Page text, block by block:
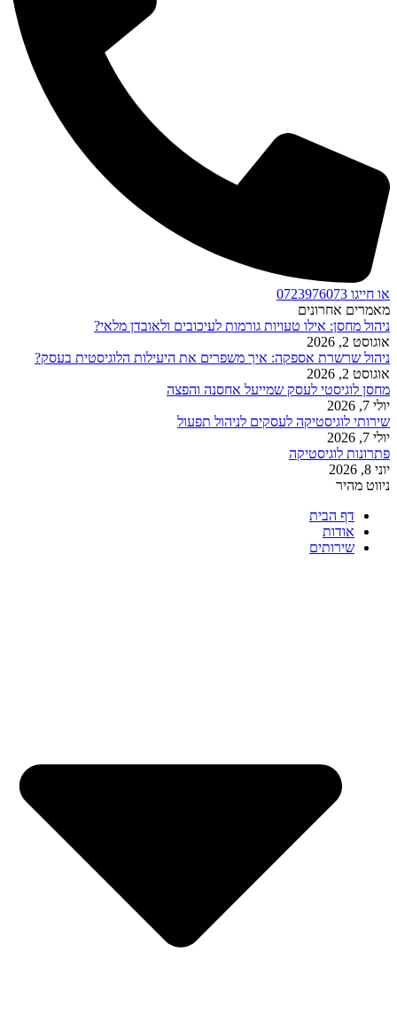
או חייגו 0723976073
מאמרים אחרונים
ניהול מחסן: אילו טעויות גורמות לעיכובים ולאובדן מלאי?
אוגוסט 2, 2026
ניהול שרשרת אספקה: איך משפרים את היעילות הלוגיסטית בעסק?
אוגוסט 2, 2026
מחסן לוגיסטי לעסק שמייעל אחסנה והפצה
יולי 7, 2026
שירותי לוגיסטיקה לעסקים לניהול תפעול
יולי 7, 2026
פתרונות לוגיסטיקה
יוני 8, 2026
ניווט מהיר
דף הבית
אודות
שירותים